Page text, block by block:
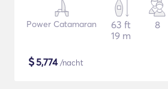
Power Catamaran
63 ft
19 m
8
$5,774/nacht